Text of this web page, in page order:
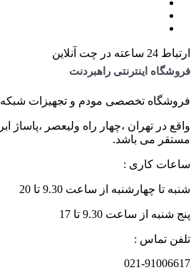
ارتباط 24 ساعته در چت آنلاین
فروشگاه اینترنتی راهبردنت
فروشگاه تخصصی مودم و تجهیزات شبکه
مستقر می باشد.
ساعات کاری :
شنبه تا چهارشنبه از ساعت 9.30 تا 20
پنج شنبه از ساعت 9.30 تا 17
تلفن تماس :
021-91006617